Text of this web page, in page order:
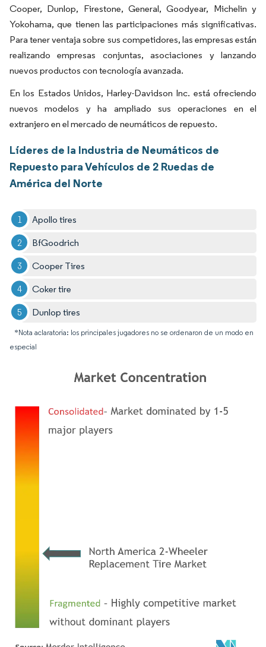
Cooper, Dunlop, Firestone, General, Goodyear, Michelin y
Yokohama, que tienen las participaciones más significativas.
Para tener ventaja sobre sus competidores, las empresas están
realizando empresas conjuntas, asociaciones y lanzando
nuevos productos con tecnología avanzada.
En los Estados Unidos, Harley-Davidson Inc. está ofreciendo
nuevos modelos y ha ampliado sus operaciones en el
extranjero en el mercado de neumáticos de repuesto.
Líderes de la Industria de Neumáticos de
Repuesto para Vehículos de 2 Ruedas de
América del Norte
Apollo tires
BfGoodrich
Cooper Tires
Coker tire
Dunlop tires
*Nota aclaratoria: los principales jugadores no se ordenaron de un modo en
especial